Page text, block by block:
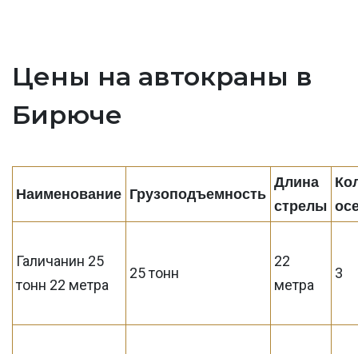
Цены на автокраны в
Бирюче
Наименование Грузоподъемность
Длина
стрелы
Галичанин 25
тонн 22 метра
25 тонн
22
метра
3